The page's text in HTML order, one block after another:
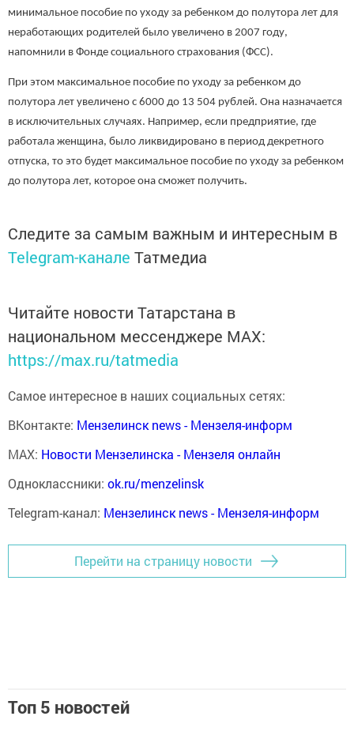
минимальное пособие по уходу за ребенком до полутора лет для
неработающих родителей было увеличено в 2007 году,
напомнили в Фонде социального страхования (ФСС).
При этом максимальное пособие по уходу за ребенком до
полутора лет увеличено с 6000 до 13 504 рублей. Она назначается
в исключительных случаях. Например, если предприятие, где
работала женщина, было ликвидировано в период декретного
отпуска, то это будет максимальное пособие по уходу за ребенком
до полутора лет, которое она сможет получить.
Следите за самым важным и интересным в
Telegram-канале Татмедиа
Читайте новости Татарстана в
национальном мессенджере MАХ:
https://max.ru/tatmedia
Самое интересное в наших социальных сетях:
ВКонтакте: Мензелинск news - Мензеля-информ
MAX: Новости Мензелинска - Мензеля онлайн
Одноклассники: ok.ru/menzelinsk
Telegram-канал: Мензелинск news - Мензеля-информ
Перейти на страницу новости
Топ 5 новостей